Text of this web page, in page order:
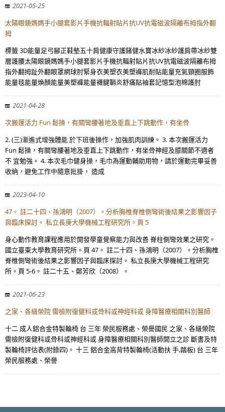
2021-05-25
太陽眼鏡媽媽手小腿套影片手機抗輻射貼片抗UV抗電磁波隔離布拇指外翻
拇
標籤 3D能量足弓腳正鞋墊五十肩健康守護鍺健水寶冰紗冰紗護肩帶冰紗雙
層護腰太陽眼鏡媽媽手小腿套影片手機抗輻射貼片抗UV抗電磁波隔離布拇
指外翻拇趾外翻眼罩網球肘緊身衣美塑衣美塑褲肌耐貼能量充氣頸圈服飾
能量毯能量煥顏能量美塑褲能量襪腱鞘炎舒痛貼袖套記憶型泡棉護肘
2021-04-28
次搬運活力 Fun 鬆操，有關彎腰著地及垂直上下跳動作，有坐骨
2. (三)漸進式增強體能 於下班後操作，加強肌肉訓練。 3. 本次搬運活力
Fun 鬆操，有關彎腰著地及垂直上下跳動作，有坐骨神經及膝關節不適者
不 宜勉強。 4. 本次毛巾健身操，毛巾為運動輔助用物，請於運動完畢妥善
收納，避免工作中隨意批掛， 造成
2023-04-10
47。 註二十四、孫鴻明（2007）。分析胸椎脊椎側彎術後結果之影響因子
與臨床探討。 私立長庚大學機械工程研究所。頁 5
身心動作教育課程應用於開發學童覺察能力與改善 脊柱側彎效果之研究。
國立臺東大學教育研究所。頁 47。 註二十四、孫鴻明（2007）。分析胸椎
脊椎側彎術後結果之影響因子與臨床探討。 私立長庚大學機械工程研究
所。頁 5-6。 註二十五、鄭芳欣（2008）。
2021-06-23
之家、各級榮院 需檢附復健科或骨科或神經科或 身障醫療相關科別醫師
十二 成人鋁合金特製輪椅 台 三年 榮民服務處、榮譽國民 之家、各級榮院
需檢附復健科或骨科或神經科或 身障醫療相關科別醫師開立之診 斷書及特
製輪椅評估表(附錄四)。 十三 鋁合金高背特製輪椅(活動扶 手,踏板) 台 三年
榮民服務處、榮譽